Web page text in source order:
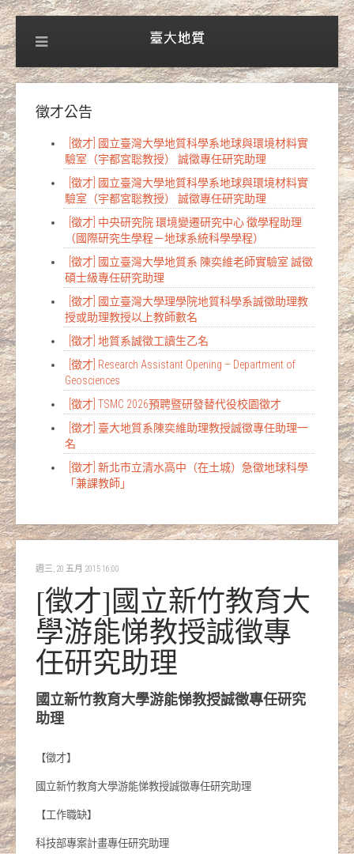
徵才公告
[徵才] 國立臺灣大學地質科學系地球與環境材料實
驗室（宇都宮聡教授） 誠徵專任研究助理
[徵才] 國立臺灣大學地質科學系地球與環境材料實
驗室（宇都宮聡教授） 誠徵專任研究助理
[徵才] 中央研究院 環境變遷研究中心 徵學程助理
（國際研究生學程－地球系統科學學程）
[徵才] 國立臺灣大學地質系 陳奕維老師實驗室 誠徵
碩士級專任研究助理
[徵才] 國立臺灣大學理學院地質科學系誠徵助理教
授或助理教授以上教師數名
[徵才] 地質系誠徵工讀生乙名
[徵才] Research Assistant Opening – Department of
Geosciences
[徵才] TSMC 2026預聘暨研發替代役校園徵才
[徵才] 臺大地質系陳奕維助理教授誠徵專任助理一
名
[徵才] 新北市立清水高中（在土城）急徵地球科學
「兼課教師」
週三, 20 五月 2015 16:00
[徵才]國立新竹教育大
學游能悌教授誠徵專
任研究助理
國立新竹教育大學游能悌教授誠徵專任研究
助理
【徵才】
國立新竹教育大學游能悌教授誠徵專任研究助理
【工作職缺】
科技部專案計畫專任研究助理